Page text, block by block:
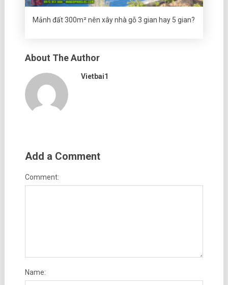
Mảnh đất 300m² nên xây nhà gỗ 3 gian hay 5 gian?
About The Author
Vietbai1
Add a Comment
Comment:
Name: